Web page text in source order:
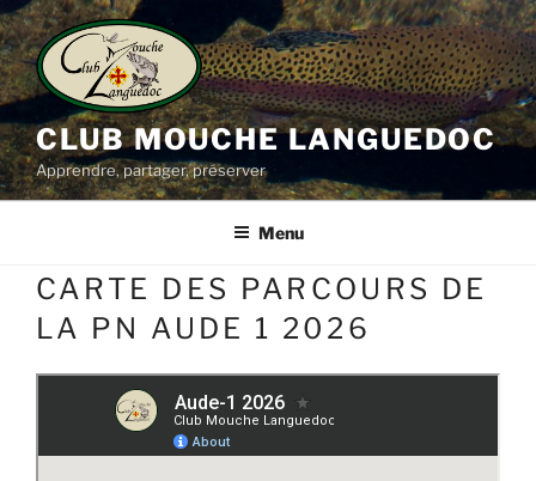
Aller
au
contenu
principal
CLUB MOUCHE LANGUEDOC
Apprendre, partager, préserver
Menu
CARTE DES PARCOURS DE
LA PN AUDE 1 2026